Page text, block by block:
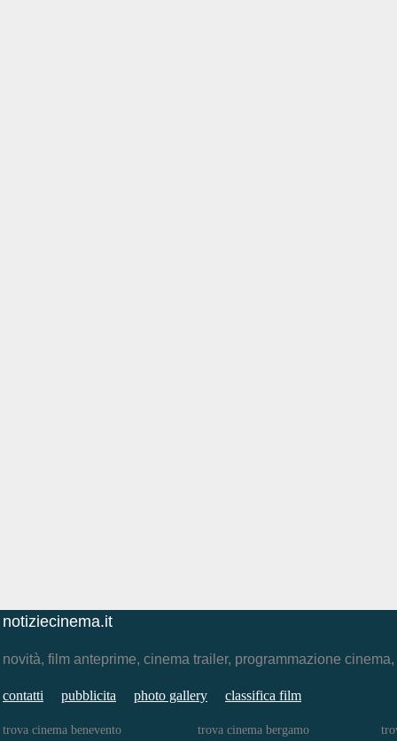
notiziecinema.it
novità, film anteprime, cinema trailer, programmazione
contatti pubblicita photo gallery classifica film
trova cinema benevento trova cinema bergamo